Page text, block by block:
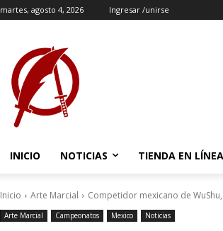
martes, agosto 4, 2026 Ingresar /unirse
INICIO NOTICIAS TIENDA EN LÍNEA
Inicio Arte Marcial Competidor mexicano de
Arte Marcial Campeonatos Mexico Noticias